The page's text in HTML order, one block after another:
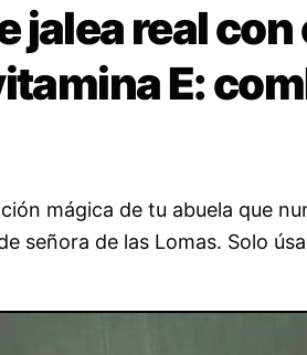
jalea real
E:
mágica de tu abuela que
señora de las Lomas. Solo